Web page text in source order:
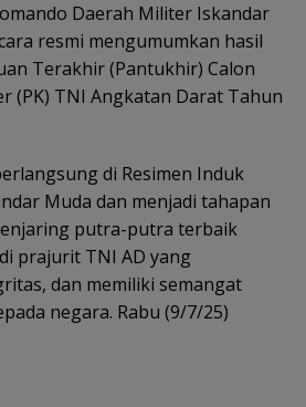
Daerah Militer Iskandar
resmi mengumumkan hasil
Terakhir (Pantukhir) Calon
(PK) TNI Angkatan Darat Tahun
di Resimen Induk
Muda dan menjadi tahapan
putra-putra terbaik
prajurit TNI AD yang
dan memiliki semangat
negara. Rabu (9/7/25)